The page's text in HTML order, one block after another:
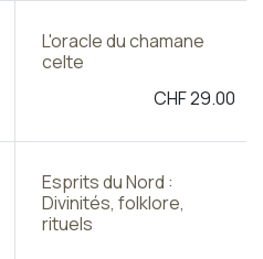
L'oracle du chamane
celte
CHF29.00
Esprits du Nord :
Divinités, folklore,
rituels